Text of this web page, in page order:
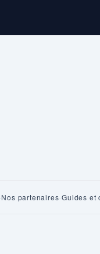
·Nos partenaires·Guides et